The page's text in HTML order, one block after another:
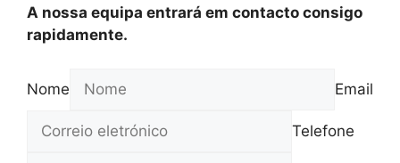
A nossa equipa entrará em contacto consigo
rapidamente.
Nome Email
Telefone